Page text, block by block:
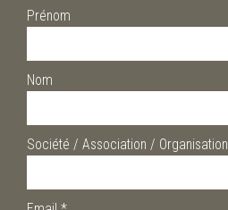
Prénom
Nom
Société / Association / Organisation